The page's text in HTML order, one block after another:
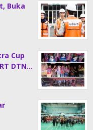
Buka
Cup
DTN…